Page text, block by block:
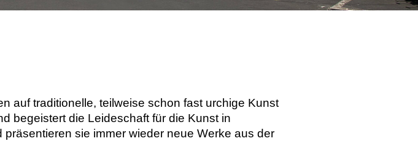
auf traditionelle, teilweise schon fast urchige Kunst
begeistert die Leideschaft für die Kunst in
sie immer wieder neue Werke aus der